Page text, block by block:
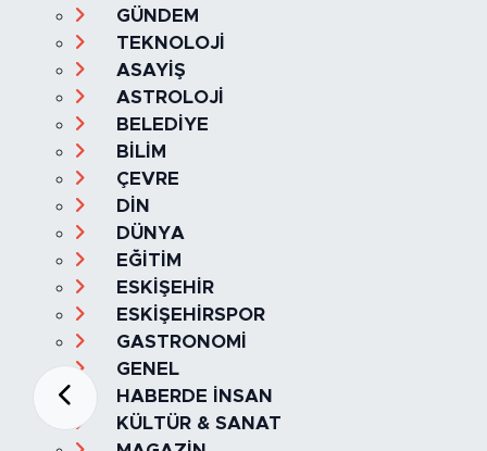
GÜNDEM
TEKNOLOJİ
ASAYİŞ
ASTROLOJİ
BELEDİYE
BİLİM
ÇEVRE
DİN
DÜNYA
EĞİTİM
ESKİŞEHİR
ESKİŞEHİRSPOR
GASTRONOMİ
GENEL
HABERDE İNSAN
KÜLTÜR & SANAT